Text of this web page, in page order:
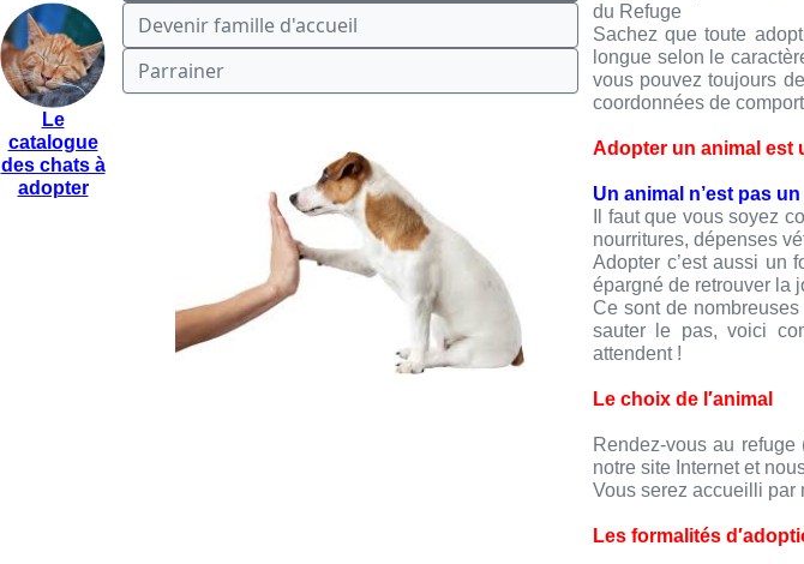
Le
catalogue
des chats à
adopter
Devenir famille d'accueil
Parrainer
du Refuge
Sachez que toute
longue selon le
vous pouvez toujours
coordonnées de
Adopter un animal est
Un animal n’est pas
Il faut que vous soyez
nourritures, dépenses
Adopter c’est aussi un
épargné de retrouver la
Ce sont de
sauter le pas, voici
attendent !
Le choix de l′animal
Rendez-vous au
notre site Internet et
Vous serez accueilli par
Les formalités